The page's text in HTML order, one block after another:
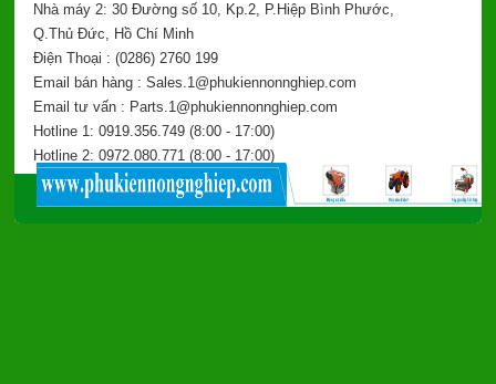
Nhà máy 2: 30 Đường số 10, Kp.2, P.Hiệp Bình Phước,
Q.Thủ Đức, Hồ Chí Minh
Điện Thoại : (0286) 2760 199
Email bán hàng : Sales.1@phukiennonnghiep.com
Email tư vấn : Parts.1@phukiennonnghiep.com
Hotline 1: 0919.356.749(8:00 - 17:00)
Hotline 2: 0972.080.771(8:00 - 17:00)